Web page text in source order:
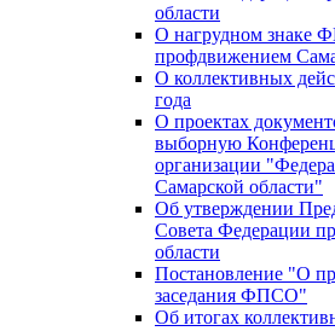
области
О нагрудном знаке
профдвижением
О коллективных
года
О проектах
выборную
организации
Самарской области"
Об утверждении
Совета Федерации
области
Постановление "О
заседания ФПСО"
Об итогах